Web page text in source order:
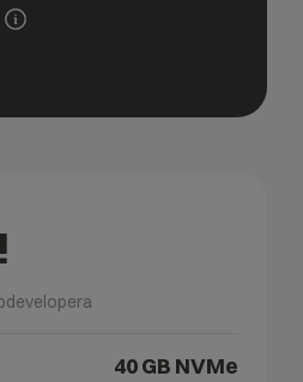
40 GB NVMe